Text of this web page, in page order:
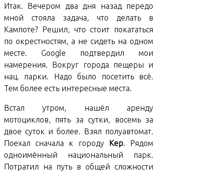
Итак. Вечером два дня назад передо
мной стояла задача, что делать в
Кампоте? Решил, что стоит покататься
по окрестностям, а не сидеть на одном
месте. Google подтвердил мои
намерения. Вокруг города пещеры и
нац. парки. Надо было посетить всё.
Тем более есть интересные места.
Встал утром, нашёл аренду
мотоциклов, пять за сутки, восемь за
двое суток и более. Взял полуавтомат.
Поехал сначала к городу
Kep. Рядом
одноимённый национальный парк.
Потратил на путь в общей сложности